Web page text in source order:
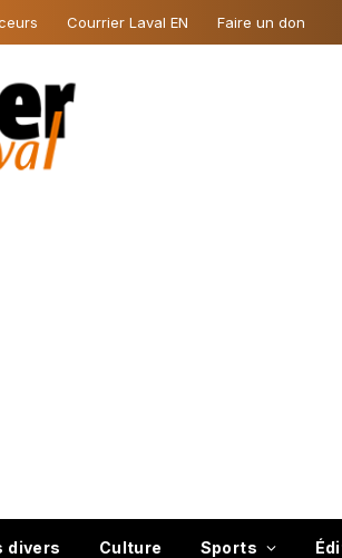
Courrier Laval EN Faire un don
divers Culture Sports